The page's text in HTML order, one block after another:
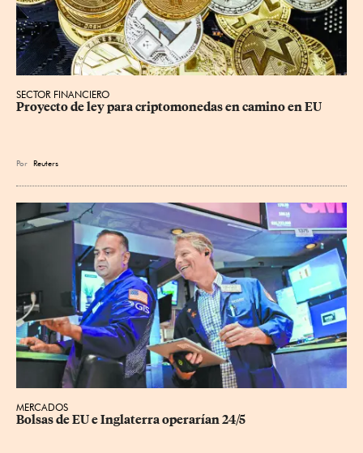
SECTOR FINANCIERO
Proyecto de ley para criptomonedas en camino en EU
Por Reuters
MERCADOS
Bolsas de EU e Inglaterra operarían 24/5